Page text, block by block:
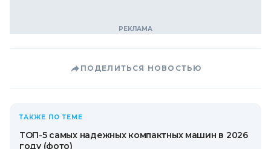
ПОДЕЛИТЬСЯ НОВОСТЬЮ
ТАКЖЕ ПО ТЕМЕ
ТОП-5 самых надежных компактных машин в 2026
году (фото)